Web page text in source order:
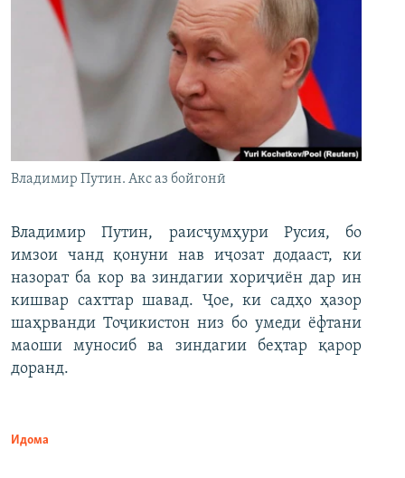
Владимир Путин. Акс аз бойгонӣ
Владимир Путин, раисҷумҳури Русия, бо
имзои чанд қонуни нав иҷозат додааст, ки
назорат ба кор ва зиндагии хориҷиён дар ин
кишвар сахттар шавад. Ҷое, ки садҳо ҳазор
шаҳрванди Тоҷикистон низ бо умеди ёфтани
маоши муносиб ва зиндагии беҳтар қарор
доранд.
Идома